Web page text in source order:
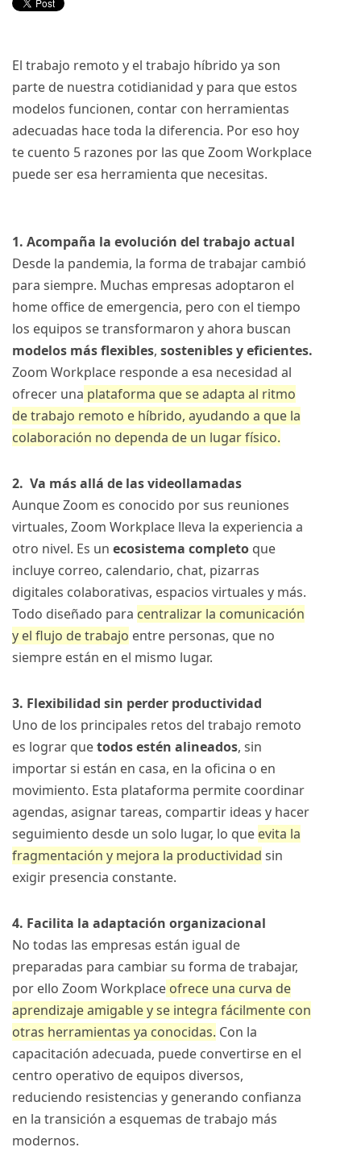
El trabajo remoto y el trabajo híbrido ya son
parte de nuestra cotidianidad y para que estos
modelos funcionen, contar con herramientas
adecuadas hace toda la diferencia. Por eso hoy
te cuento 5 razones por las que Zoom Workplace
puede ser esa herramienta que necesitas.
1. Acompaña la evolución del trabajo actual
Desde la pandemia, la forma de trabajar cambió
para siempre. Muchas empresas adoptaron el
home office de emergencia, pero con el tiempo
los equipos se transformaron y ahora buscan
modelos más flexibles, sostenibles y eficientes.
Zoom Workplace responde a esa necesidad al
ofrecer una plataforma que se adapta al ritmo
de trabajo remoto e híbrido, ayudando a que la
colaboración no dependa de un lugar físico.
2. Va más allá de las videollamadas
Aunque Zoom es conocido por sus reuniones
virtuales, Zoom Workplace lleva la experiencia a
otro nivel. Es un ecosistema completo que
incluye correo, calendario, chat, pizarras
digitales colaborativas, espacios virtuales y más.
Todo diseñado para centralizar la comunicación
y el flujo de trabajo entre personas, que no
siempre están en el mismo lugar.
3. Flexibilidad sin perder productividad
Uno de los principales retos del trabajo remoto
es lograr quetodos estén alineados, sin
importar si están en casa, en la oficina o en
movimiento. Esta plataforma permite coordinar
agendas, asignar tareas, compartir ideas y hacer
seguimiento desde un solo lugar, lo que evita la
fragmentación y mejora la productividad sin
exigir presencia constante.
4. Facilita la adaptación organizacional
No todas las empresas están igual de
preparadas para cambiar su forma de trabajar,
por ello Zoom Workplace ofrece una curva de
aprendizaje amigable y se integra fácilmente con
otras herramientas ya conocidas. Con la
capacitación adecuada, puede convertirse en el
centro operativo de equipos diversos,
reduciendo resistencias y generando confianza
en la transición a esquemas de trabajo más
modernos.